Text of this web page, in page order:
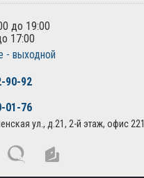
до 19:00
17:00
- выходной
90-92
01-76
ул., д.21, 2-й этаж, офис 221